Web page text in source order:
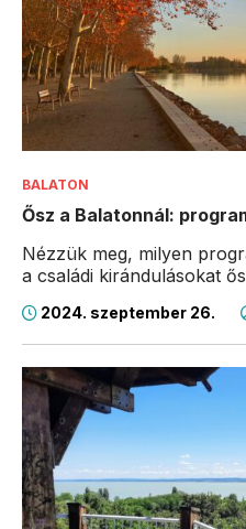
BALATON
Ősz a Balatonnál:
Nézzük meg, milyen
a családi kirándulásokat
2024. szeptember 26.